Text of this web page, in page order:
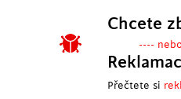
Chcete
----
Přečtete si